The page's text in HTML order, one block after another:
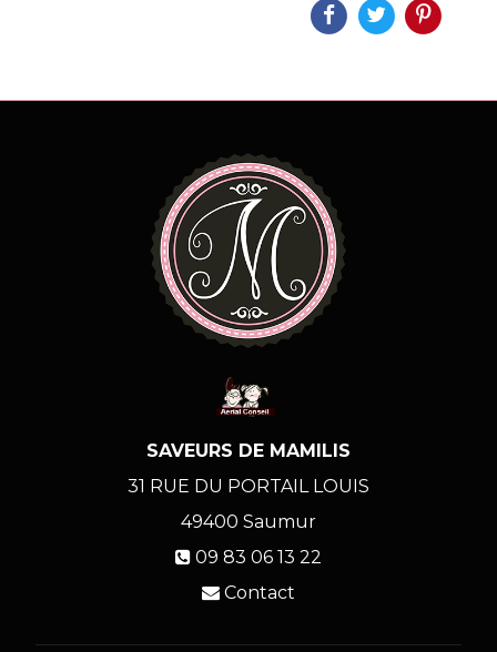
SAVEURS DE MAMILIS
31 RUE DU PORTAIL LOUIS
49400 Saumur
09 83 06 13 22
Contact